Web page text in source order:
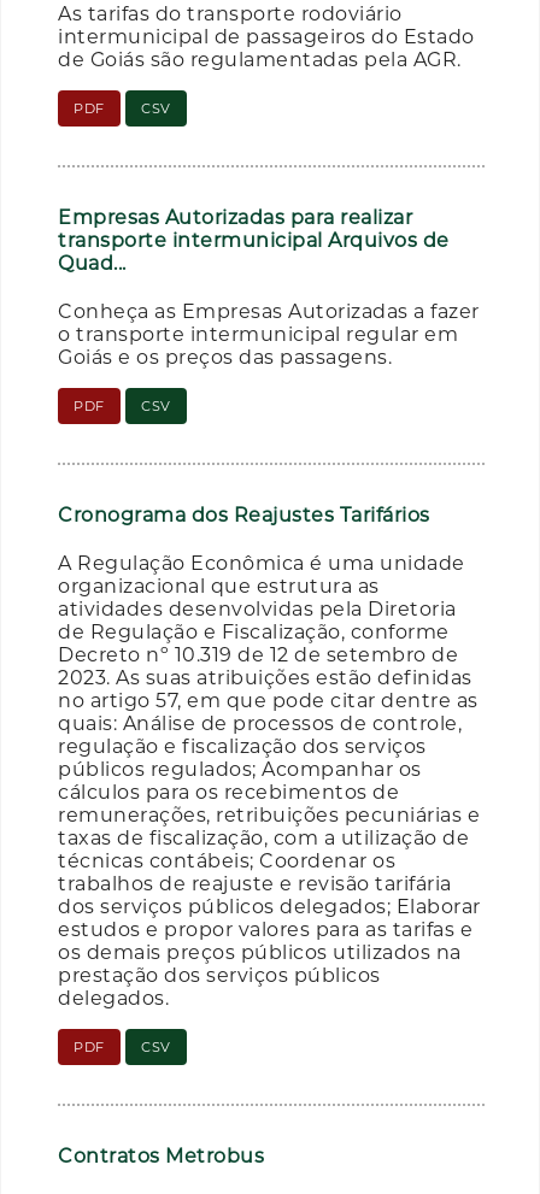
As tarifas do transporte rodoviário
intermunicipal de passageiros do Estado
de Goiás são regulamentadas pela AGR.
PDF CSV
Empresas Autorizadas para realizar
transporte intermunicipal Arquivos de
Quad...
Conheça as Empresas Autorizadas a fazer
o transporte intermunicipal regular em
Goiás e os preços das passagens.
PDF CSV
Cronograma dos Reajustes Tarifários
A Regulação Econômica é uma unidade
organizacional que estrutura as
atividades desenvolvidas pela Diretoria
de Regulação e Fiscalização, conforme
Decreto nº 10.319 de 12 de setembro de
2023. As suas atribuições estão definidas
no artigo 57, em que pode citar dentre as
quais: Análise de processos de controle,
regulação e fiscalização dos serviços
públicos regulados; Acompanhar os
cálculos para os recebimentos de
remunerações, retribuições pecuniárias e
taxas de fiscalização, com a utilização de
técnicas contábeis; Coordenar os
trabalhos de reajuste e revisão tarifária
dos serviços públicos delegados; Elaborar
estudos e propor valores para as tarifas e
os demais preços públicos utilizados na
prestação dos serviços públicos
delegados.
PDF CSV
Contratos Metrobus